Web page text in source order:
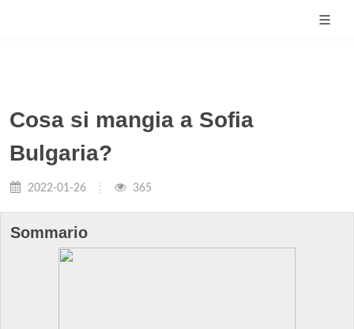
Cosa si mangia a Sofia
Bulgaria?
2022-01-26 365
Sommario